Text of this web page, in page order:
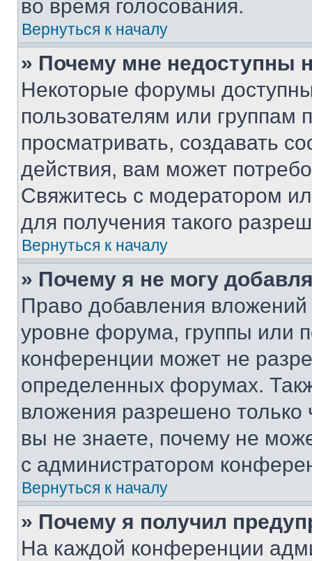
во время голосования.
Вернуться к началу
» Почему мне недоступны
Некоторые форумы
пользователям или группам
просматривать, создавать
действия, вам может
Свяжитесь с модератором
для получения такого
Вернуться к началу
» Почему я не могу
Право добавления
уровне форума, группы или
конференции может не
определенных форумах.
вложения разрешено
вы не знаете, почему не
с администратором
Вернуться к началу
» Почему я получил
На каждой конференции